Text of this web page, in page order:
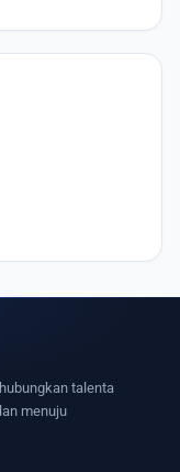
talenta
menuju